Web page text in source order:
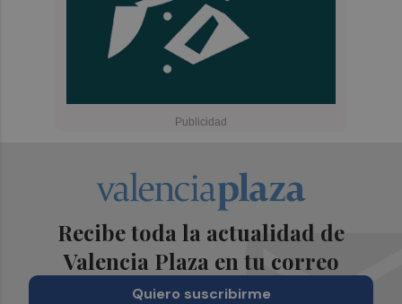
Recibe toda la actualidad de
Valencia Plaza en tu correo
Quiero suscribirme